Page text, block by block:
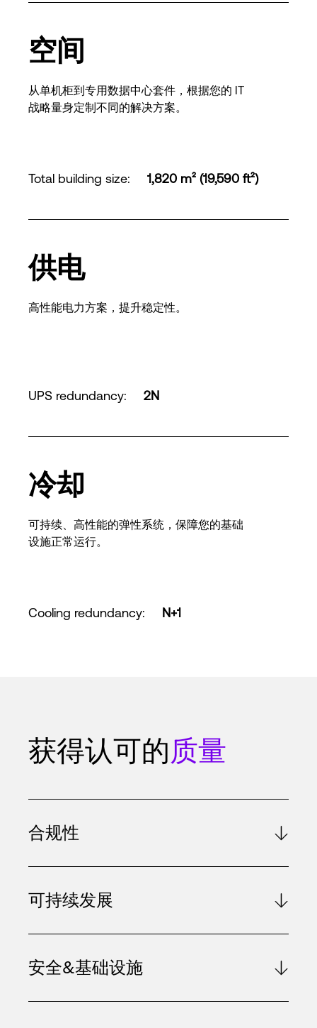
空间
从单机柜到专用数据中心套件，根据您的 IT
战略量身定制不同的解决方案。
Total building size: 1,820 m² (19,590 ft²)
供电
高性能电力方案，提升稳定性。
UPS redundancy: 2N
冷却
可持续、高性能的弹性系统，保障您的基础
设施正常运行。
Cooling redundancy: N+1
获得认可的质量
合规性
可持续发展
安全&基础设施